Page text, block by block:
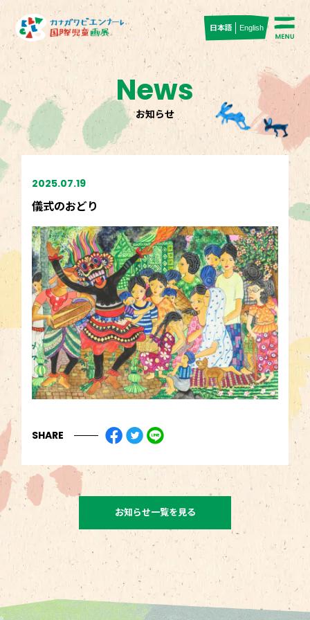
English
日本語
News
お知らせ
2025.07.19
儀式のおどり
SHARE
お知らせ一覧を見る